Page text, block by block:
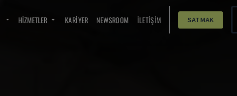
HIZMETLER KARIYER NEWSROOM İLETIŞIM SATMAK